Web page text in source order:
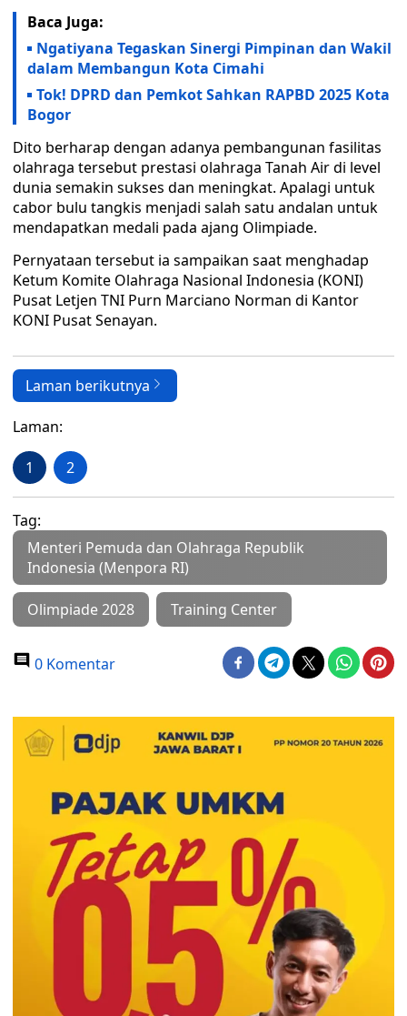
Baca Juga:
Ngatiyana Tegaskan Sinergi Pimpinan dan Wakil
dalam Membangun Kota Cimahi
Tok! DPRD dan Pemkot Sahkan RAPBD 2025 Kota
Bogor
Dito berharap dengan adanya pembangunan fasilitas
olahraga tersebut prestasi olahraga Tanah Air di level
dunia semakin sukses dan meningkat. Apalagi untuk
cabor bulu tangkis menjadi salah satu andalan untuk
mendapatkan medali pada ajang Olimpiade.
Pernyataan tersebut ia sampaikan saat menghadap
Ketum Komite Olahraga Nasional Indonesia (KONI)
Pusat Letjen TNI Purn Marciano Norman di Kantor
KONI Pusat Senayan.
Laman berikutnya
Laman:
1 2
Tag:
Menteri Pemuda dan Olahraga Republik
Indonesia (Menpora RI)
Olimpiade 2028 Training Center
0 Komentar